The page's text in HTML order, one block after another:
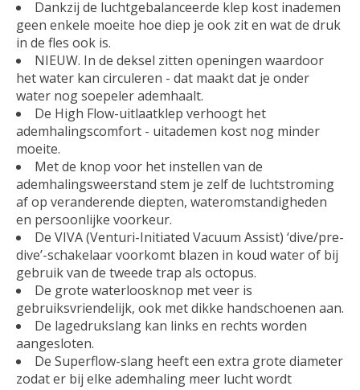
Dankzij de luchtgebalanceerde klep kost inademen
geen enkele moeite hoe diep je ook zit en wat de druk
in de fles ook is.
NIEUW. In de deksel zitten openingen waardoor
het water kan circuleren - dat maakt dat je onder
water nog soepeler ademhaalt.
De High Flow-uitlaatklep verhoogt het
ademhalingscomfort - uitademen kost nog minder
moeite.
Met de knop voor het instellen van de
ademhalingsweerstand stem je zelf de luchtstroming
af op veranderende diepten, wateromstandigheden
en persoonlijke voorkeur.
De VIVA (Venturi-Initiated Vacuum Assist) ‘dive/pre-
dive’-schakelaar voorkomt blazen in koud water of bij
gebruik van de tweede trap als octopus.
De grote waterloosknop met veer is
gebruiksvriendelijk, ook met dikke handschoenen aan.
De lagedrukslang kan links en rechts worden
aangesloten.
De Superflow-slang heeft een extra grote diameter
zodat er bij elke ademhaling meer lucht wordt